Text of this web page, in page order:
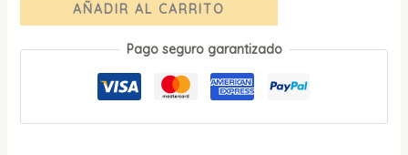
AÑADIR AL CARRITO
Pago seguro garantizado